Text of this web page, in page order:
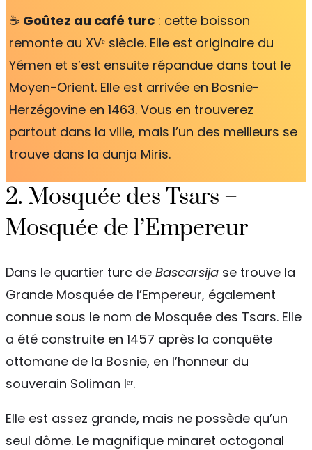
☕️ Goûtez au café turc : cette boisson
remonte au XVᵉ siècle. Elle est originaire du
Yémen et s’est ensuite répandue dans tout le
Moyen-Orient. Elle est arrivée en Bosnie-
Herzégovine en 1463. Vous en trouverez
partout dans la ville, mais l’un des meilleurs se
trouve dans la dunja Miris.
2. Mosquée des Tsars –
Mosquée de l’Empereur
Dans le quartier turc de Bascarsija se trouve la
Grande Mosquée de l’Empereur, également
connue sous le nom de Mosquée des Tsars. Elle
a été construite en 1457 après la conquête
ottomane de la Bosnie, en l’honneur du
souverain Soliman Iᵉʳ.
Elle est assez grande, mais ne possède qu’un
seul dôme. Le magnifique minaret octogonal